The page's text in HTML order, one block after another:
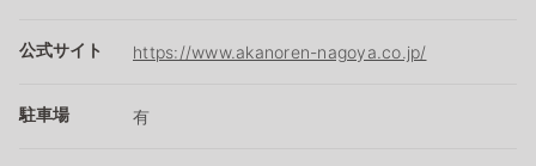
公式サイト https://www.akanoren-nagoya.co.jp/
駐車場 有